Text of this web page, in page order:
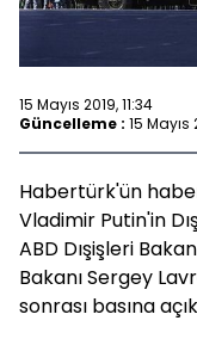
15 Mayıs 2019, 11:34
Güncelleme : 15 Mayıs
Habertürk'ün
Vladimir Putin'in
ABD Dışişleri
Bakanı Sergey
sonrası basına